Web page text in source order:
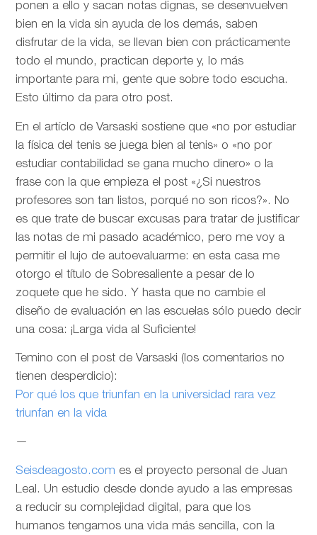
ponen a ello y sacan notas dignas, se desenvuelven
bien en la vida sin ayuda de los demás, saben
disfrutar de la vida, se llevan bien con prácticamente
todo el mundo, practican deporte y, lo más
importante para mi, gente que sobre todo escucha.
Esto último da para otro post.
En el artíclo deVarsaski sostiene que «no por estudiar
la física del tenis se juega bien al tenis» o «no por
estudiar contabilidad se gana mucho dinero» o la
frase con la que empieza el post «¿Si nuestros
profesores son tan listos, porqué no son ricos?». No
es que trate de buscar excusas para tratar de justificar
las notas de mi pasado académico, pero me voy a
permitir el lujo de autoevaluarme: en esta casa me
otorgo el título de Sobresaliente a pesar de lo
zoquete que he sido. Y hasta que no cambie el
diseño de evaluación en las escuelas sólo puedo decir
una cosa: ¡Larga vida al Suficiente!
Temino con el post de Varsaski (los comentarios no
tienen desperdicio):
Por qué los que triunfan en la universidad rara vez
triunfan en la vida
—
Seisdeagosto.com es el proyecto personal de Juan
Leal. Un estudio desde donde ayudo a las empresas
a reducir su complejidad digital, para que los
humanos tengamos una vida más sencilla, con la